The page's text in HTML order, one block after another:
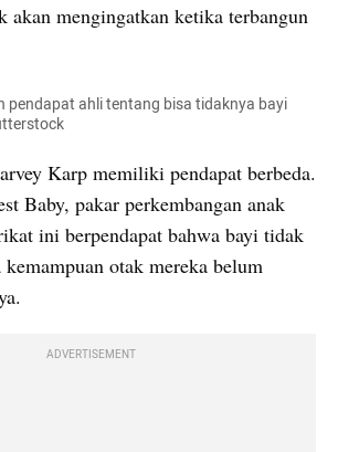
akan mengingatkan ketika terbangun
pendapat ahli tentang bisa tidaknya bayi
Karp memiliki pendapat berbeda.
Baby, pakar perkembangan anak
ini berpendapat bahwa bayi tidak
otak mereka belum
ADVERTISEMENT